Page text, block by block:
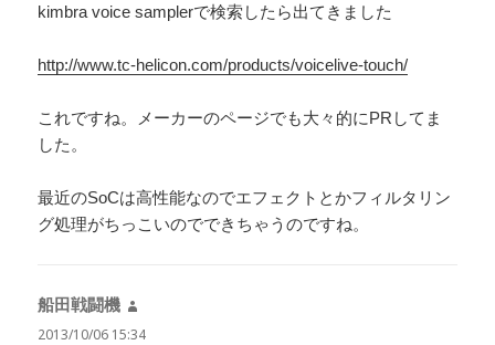
kimbra voice samplerで検索したら出てきました
http://www.tc-helicon.com/products/voicelive-touch/
これですね。メーカーのページでも大々的にPRしてま
した。
最近のSoCは高性能なのでエフェクトとかフィルタリン
グ処理がちっこいのでできちゃうのですね。
船田戦闘機
り:
2013/10/06 15:34